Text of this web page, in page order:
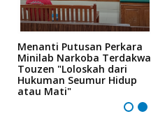
Menanti Putusan Perkara
Minilab Narkoba Terdakwa
Touzen "Loloskah dari
Hukuman Seumur Hidup
atau Mati"